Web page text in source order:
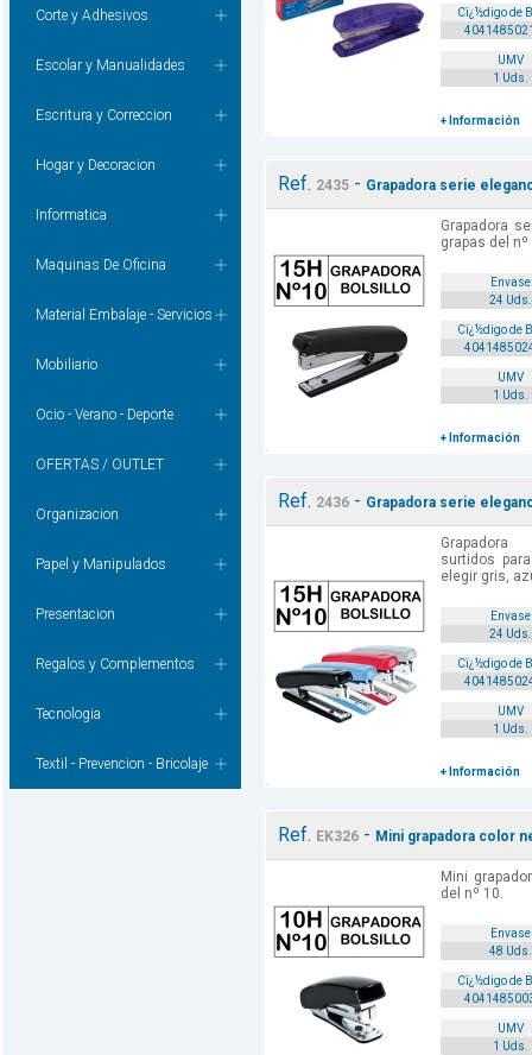
Corte y Adhesivos
Escolar y Manualidades
Escritura y Correccion
Hogar y Decoracion
Informatica
Maquinas De Oficina
Material Embalaje - Servicios
Mobiliario
Ocio - Verano - Deporte
OFERTAS / OUTLET
Organizacion
Papel y Manipulados
Presentacion
Regalos y Complementos
Tecnologia
Textil - Prevencion - Bricolaje
Cï¿½digo de
UMV
1 Uds.
+ Información
Ref. 2435- Grapadora serie
Grapadora
grapas del nº
Envase
24 Uds.
Cï¿½digo de
UMV
1 Uds.
+ Información
Ref. 2436- Grapadora serie
surtidos
elegir gris,
Envase
24 Uds.
Cï¿½digo de
UMV
1 Uds.
+ Información
Ref. EK326- Mini grapadora color
Mini
del nº 10.
Envase
48 Uds.
Cï¿½digo de
UMV
1 Uds.